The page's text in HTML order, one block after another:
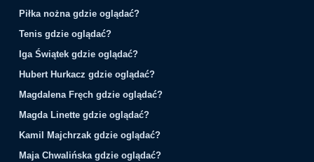
Piłka nożna gdzie oglądać?
Tenis gdzie oglądać?
Iga Świątek gdzie oglądać?
Hubert Hurkacz gdzie oglądać?
Magdalena Fręch gdzie oglądać?
Magda Linette gdzie oglądać?
Kamil Majchrzak gdzie oglądać?
Maja Chwalińska gdzie oglądać?